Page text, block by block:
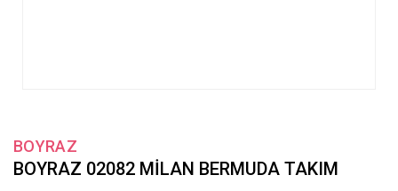
BOYRAZ
BOYRAZ 02082 MİLAN BERMUDA TAKIM